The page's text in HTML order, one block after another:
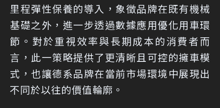
里程彈性保養的導入，象徵品牌在既有機械
基礎之外，進一步透過數據應用優化用車環
節。對於重視效率與長期成本的消費者而
言，此一策略提供了更清晰且可控的擁車模
式，也讓德系品牌在當前市場環境中展現出
不同於以往的價值輪廓。